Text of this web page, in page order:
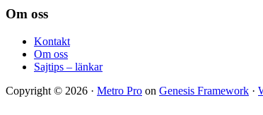
Footer
Om oss
Kontakt
Om oss
Sajtips – länkar
Copyright © 2026 · Metro Pro on Genesis Framework ·